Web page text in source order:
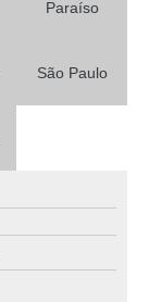
Paraíso
São Paulo